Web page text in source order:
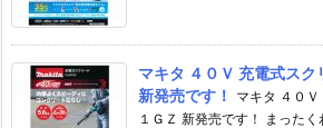
マキタ ４０Ｖ 充電式スク
新発売です！
マキタ ４０
１ＧＺ 新発売です！ まったく